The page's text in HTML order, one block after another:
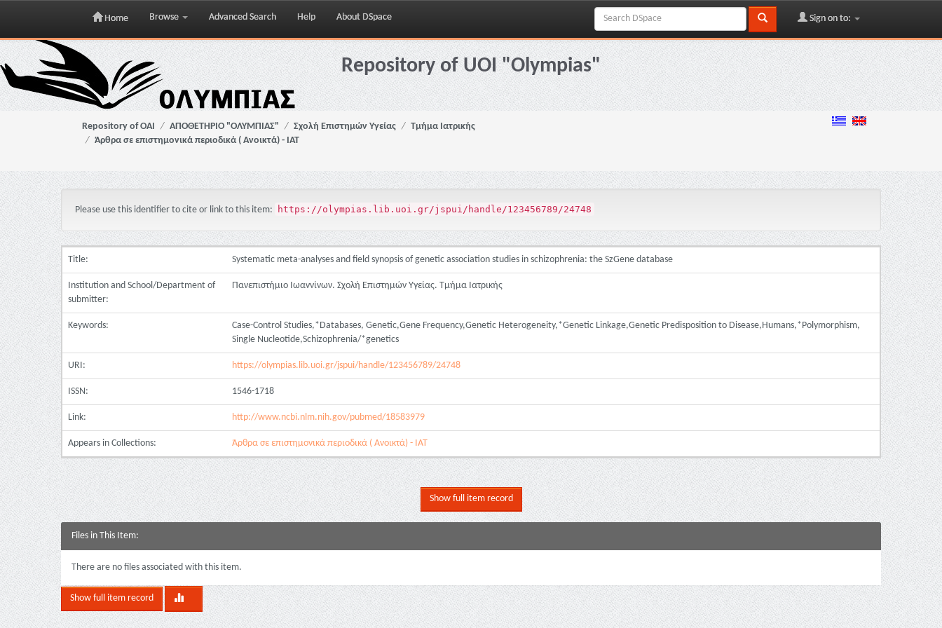
Skip
navigation
Home Browse Advanced Search Help About DSpace Sign on to:
Repository of UOI "Olympias"
Repository of OAI ΑΠΟΘΕΤΗΡΙΟ "ΟΛΥΜΠΙΑΣ" Σχολή Επιστημών Υγείας
Τμήμα Ιατρικής
Άρθρα σε επιστημονικά περιοδικά ( Ανοικτά) - ΙΑΤ
Please use this identifier to cite or link to this item: https://olympias.lib.uoi.gr/jspui/handle/123456789/24748
Title: Systematic meta-analyses and field synopsis of genetic association studies in schizophrenia: the SzGene database
Institution and School/Department of
submitter:
Πανεπιστήμιο Ιωαννίνων. Σχολή Επιστημών Υγείας. Τμήμα Ιατρικής
Keywords:
Case-Control Studies,*Databases, Genetic,Gene Frequency,Genetic Heterogeneity,*Genetic Linkage,Genetic Predisposition to Disease,Humans,*Polymorphism,
Single Nucleotide,Schizophrenia/*genetics
URI: https://olympias.lib.uoi.gr/jspui/handle/123456789/24748
ISSN: 1546-1718
Link: http://www.ncbi.nlm.nih.gov/pubmed/18583979
Appears in Collections: Άρθρα σε επιστημονικά περιοδικά ( Ανοικτά) - ΙΑΤ
Show full item record
Files in This Item:
There are no files associated with this item.
Show full item record